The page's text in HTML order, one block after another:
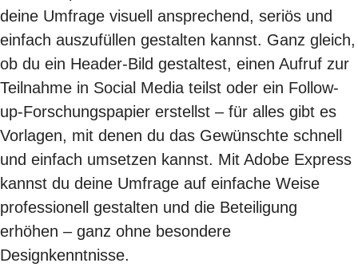
deine Umfrage visuell ansprechend, seriös und
einfach auszufüllen gestalten kannst. Ganz gleich,
ob du ein Header-Bild gestaltest, einen Aufruf zur
Teilnahme in Social Media teilst oder ein Follow-
up-Forschungspapier erstellst – für alles gibt es
Vorlagen, mit denen du das Gewünschte schnell
und einfach umsetzen kannst. Mit Adobe Express
kannst du deine Umfrage auf einfache Weise
professionell gestalten und die Beteiligung
erhöhen – ganz ohne besondere
Designkenntnisse.